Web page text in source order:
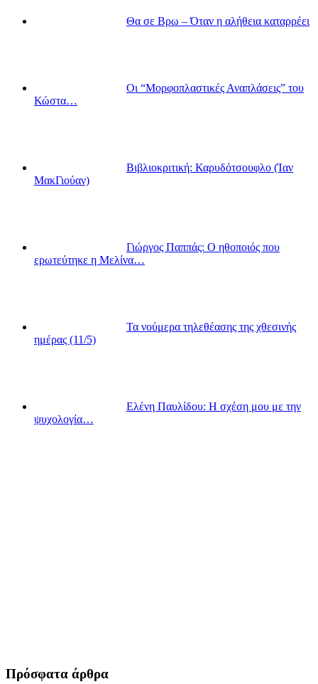
Θα σε Βρω – Όταν η αλήθεια καταρρέει
Οι “Μορφοπλαστικές Αναπλάσεις” του
Κώστα…
Βιβλιοκριτική: Καρυδότσουφλο (Ίαν
ΜακΓιούαν)
Γιώργος Παππάς: Ο ηθοποιός που
ερωτεύτηκε η Μελίνα…
Τα νούμερα τηλεθέασης της χθεσινής
ημέρας (11/5)
Ελένη Παυλίδου: Η σχέση μου με την
ψυχολογία…
Πρόσφατα άρθρα